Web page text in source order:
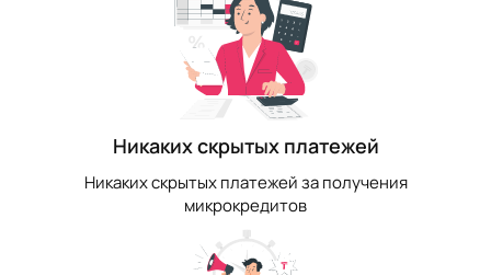
Никаких скрытых платежей
Никаких скрытых платежей за получения
микрокредитов